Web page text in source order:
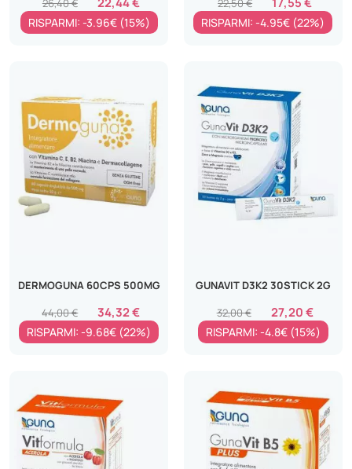
26,40 €
RISPARMI: -3.96€ (15%)
22,50 €
RISPARMI: -4.95€ (22%)
DERMOGUNA 60CPS 500MG
34,32 €
44,00 €
RISPARMI: -9.68€ (22%)
GUNAVIT D3K2 30STICK 2G
27,20 €
32,00 €
RISPARMI: -4.8€ (15%)